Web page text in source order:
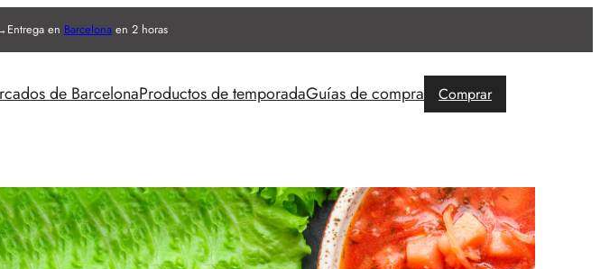
Entrega en Barcelonaen 2 horas
de BarcelonaProductos de temporadaGuías de compra Comprar